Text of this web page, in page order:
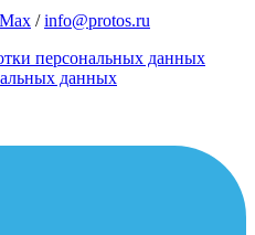
Max /info@protos.ru
персональных данных
данных